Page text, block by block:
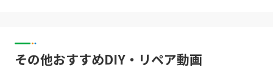
ービス
として年間2,000件以上のご相談を賜っており
その他おすすめDIY・リペア動画